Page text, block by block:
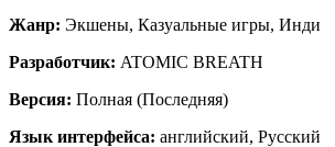
Жанр: Экшены, Казуальные игры, Инди
Разработчик: ATOMIC BREATH
Версия: Полная (Последняя)
Язык интерфейса: английский, Русский